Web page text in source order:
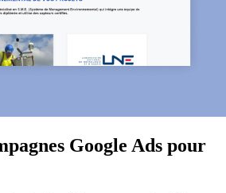
Google Ads pour